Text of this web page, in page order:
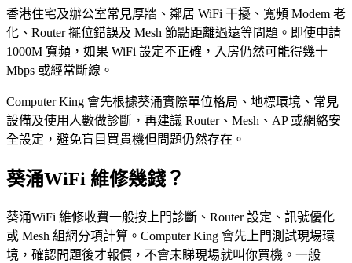
香港住宅及辦公室常見厚牆、鄰居 WiFi 干擾、寬頻 Modem 老
化、Router 擺位錯誤及 Mesh 節點距離過遠等問題。即使申請
1000M 寬頻，如果 WiFi 設定不正確，入房仍然可能得幾十
Mbps 或經常斷線。
Computer King 會先根據葵涌實際單位格局、地標環境、常見
設備及使用人數做診斷，再建議 Router、Mesh、AP 或網絡安
全設定，避免盲目買貴機但問題仍然存在。
葵涌WiFi 維修幾錢？
葵涌WiFi 維修收費一般按上門診斷、Router 設定、訊號優化
或 Mesh 組網分項計算。Computer King 會先上門測試現場環
境，確認問題後才報價，不會未睇現場就叫你買機。一般